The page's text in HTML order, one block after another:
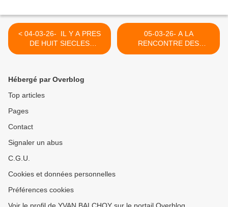
< 04-03-26- IL Y A PRES
DE HUIT SIECLES
FRANCOIS D'ASSISE, LE
QUI LE RENVOYA
LIBREMENT SANS HAINE
05-03-26- A LA
RENCONTRE DES
INDIENS GUABIANOS A
Hébergé par Overblog
Top articles
Pages
Contact
Signaler un abus
C.G.U.
Cookies et données personnelles
Préférences cookies